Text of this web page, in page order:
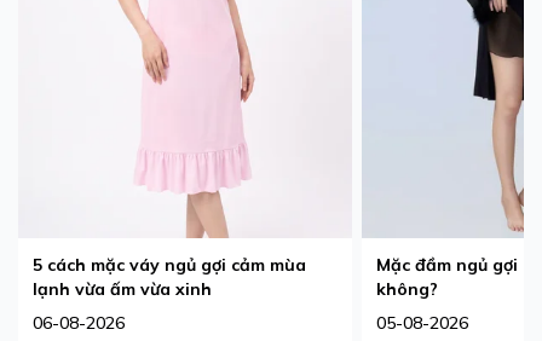
5 cách mặc váy ngủ gợi cảm mùa
lạnh vừa ấm vừa xinh
06-08-2026
Mặc đầm ngủ gợi
không?
05-08-2026